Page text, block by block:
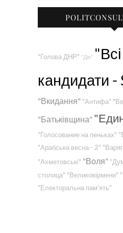
"Голова ДНР" "Дія" "Всі
кандидати -
"Вкидання" "Антифа"
"Батьківщина"
"Голосование на пеньках"
"Арабська весна - 2"
"Ахметовські" "Воля"
столица" "Великовірмени"
"Електоральна пам'ять"